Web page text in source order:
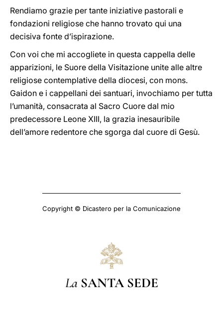
Rendiamo grazie per tante iniziative pastorali e
fondazioni religiose che hanno trovato qui una
decisiva fonte d’ispirazione.
Con voi che mi accogliete in questa cappella delle
apparizioni, le Suore della Visitazione unite alle altre
religiose contemplative della diocesi, con mons.
Gaidon e i cappellani dei santuari, invochiamo per tutta
l’umanità, consacrata al Sacro Cuore dal mio
predecessore Leone XIII, la grazia inesauribile
dell’amore redentore che sgorga dal cuore di Gesù.
Copyright © Dicastero per la Comunicazione
La SANTA SEDE